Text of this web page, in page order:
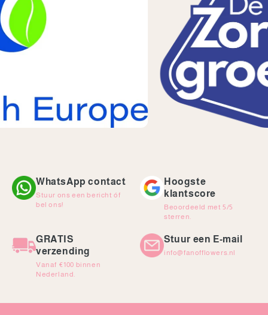
WhatsApp contact
Stuur ons een bericht óf
bel ons!
Hoogste
klantscore
Beoordeeld met 5/5
sterren.
GRATIS
verzending
Vanaf €100 binnen
Nederland.
Stuur een E-mail
info@fanofflowers.nl